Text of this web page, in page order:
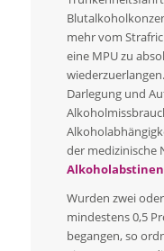
mehr vom
eine MPU zu
Darlegung und
der medizinische
Wurden zwei
mindestens 0,5
begangen, so